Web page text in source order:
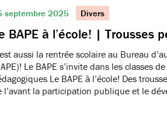
septembre 2025 Divers
BAPE à l’école! | Trousses
aussi la rentrée scolaire au Bureau
Le BAPE s’invite dans les classes
Le BAPE à l’école! Des
l’avant la participation publique et le